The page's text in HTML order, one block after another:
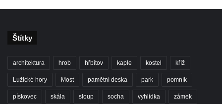
Štítky
architektura hrob hřbitov kaple kostel kříž
Lužické hory Most pamětní deska park pomník
pískovec skála sloup socha vyhlídka zámek